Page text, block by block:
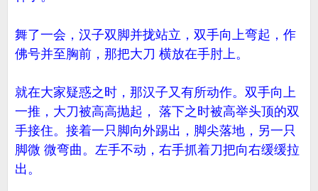
舞了一会，汉子双脚并拢站立，双手向上弯起，作
佛号并至胸前，那把大刀 横放在手肘上。
就在大家疑惑之时，那汉子又有所动作。双手向上
一推，大刀被高高抛起， 落下之时被高举头顶的双
手接住。接着一只脚向外踢出，脚尖落地，另一只
脚微 微弯曲。左手不动，右手抓着刀把向右缓缓拉
出。